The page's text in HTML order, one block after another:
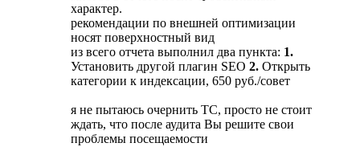
характер.
рекомендации по внешней оптимизации
носят поверхностный вид
из всего отчета выполнил два пункта: 1.
Установить другой плагин SEO 2. Открыть
категории к индексации, 650 руб./совет
я не пытаюсь очернить ТС, просто не стоит
ждать, что после аудита Вы решите свои
проблемы посещаемости